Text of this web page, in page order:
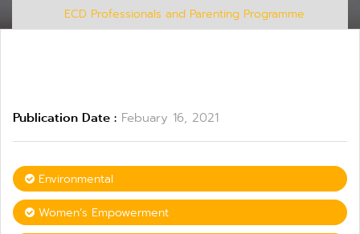
ECD Professionals and Parenting Programme
Publication Date : Febuary 16, 2021
Environmental
Women’s Empowerment